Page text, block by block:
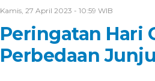
Kamis, 27 April 2023 - 10:59 WIB
Peringatan Hari
Perbedaan